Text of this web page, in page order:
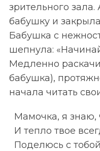
зрительного
бабушку и закрыла
Бабушка с
шепнула:
Медленно
бабушка),
начала читать
Мамочка, я знаю,
И тепло твое
Поделюсь с